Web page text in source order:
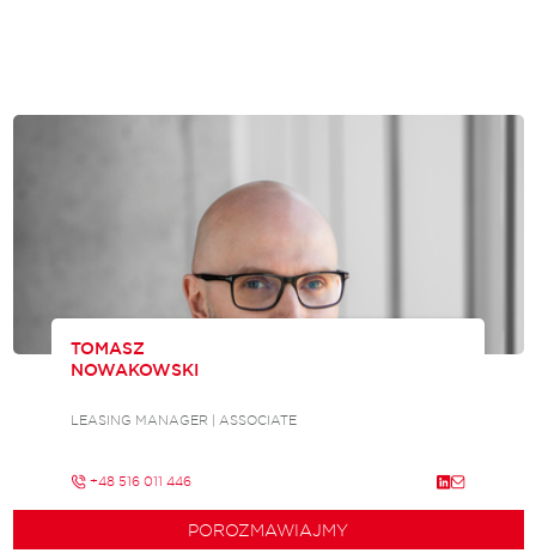
TOMASZ
NOWAKOWSKI
LEASING MANAGER | ASSOCIATE
+48 516 011 446
POROZMAWIAJMY